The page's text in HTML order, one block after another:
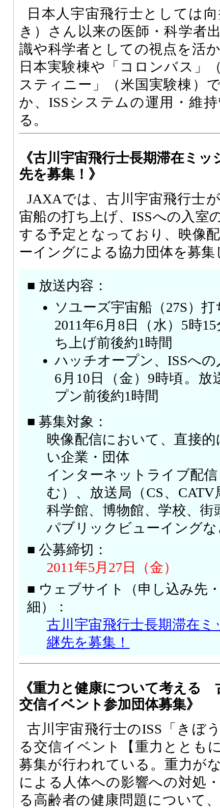
日本人宇宙飛行士としては
き）さん以来の医師・科学者
識や科学者としての視点を活
日本実験棟や「コロンバス」
スティニー」（米国実験棟）
か、ISSシステムの運用・維
る。
《古川宇宙飛行士長期滞在ミ
先を募集！》
JAXAでは、古川宇宙飛行士
宙船の打ち上げ、ISSへの入室
する予定となっており、映像
ーイングによる協力団体を募
■ 放送内容：
ソユーズ宇宙船（27S）
2011年6月8日（水）5時
ち上げ前後約1時間
ハッチオープン、ISSへ
6月10日（金）9時頃。
プン前後約1時間
■ 募集対象：
映像配信において、直接
い企業・団体
インターネットライブ配
む）、放送局（CS、
科学館、博物館、学校、
パブリックビューイングな
■ 公募締切：
2011年5月27日（金）
■ ウェブサイト（申し込み先
細）：
古川宇宙飛行士長期滞在
継先を募集！
《重力と健康について考える
交信イベント参加団体募集》
古川宇宙飛行士のISS「きぼ
る交信イベント【重力ととも
募集が行われている。重力が
による人体への影響への対処
る高齢者の健康問題について